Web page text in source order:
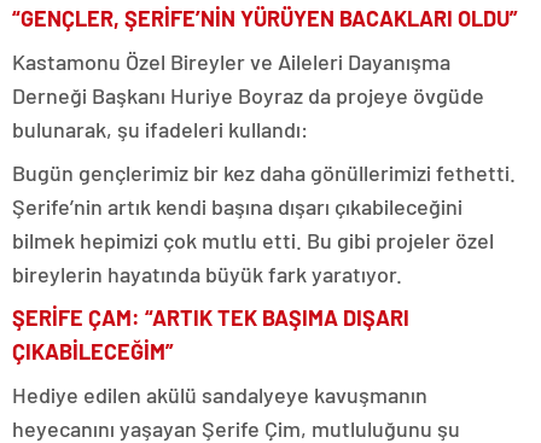
“GENÇLER, ŞERİFE’NİN YÜRÜYEN BACAKLARI OLDU”
Kastamonu Özel Bireyler ve Aileleri Dayanışma
Derneği Başkanı Huriye Boyraz da projeye övgüde
bulunarak, şu ifadeleri kullandı:
Bugün gençlerimiz bir kez daha gönüllerimizi fethetti.
Şerife’nin artık kendi başına dışarı çıkabileceğini
bilmek hepimizi çok mutlu etti. Bu gibi projeler özel
bireylerin hayatında büyük fark yaratıyor.
ŞERİFE ÇAM: “ARTIK TEK BAŞIMA DIŞARI
ÇIKABİLECEĞİM”
Hediye edilen akülü sandalyeye kavuşmanın
heyecanını yaşayan Şerife Çim, mutluluğunu şu